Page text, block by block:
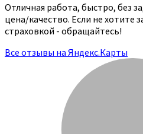
Отличная работа, быстро, без
цена/качество. Если не хотите
страховкой - обращайтесь!
Все отзывы на Яндекс.Карты